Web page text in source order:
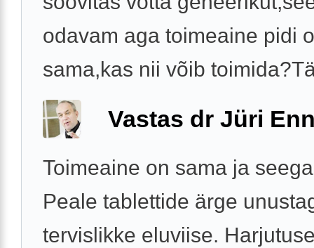
odavam aga toimeaine pidi
sama,kas nii võib
Vastas dr Jüri
Toimeaine on sama ja
Peale tablettide ärge
tervislikke eluviise.